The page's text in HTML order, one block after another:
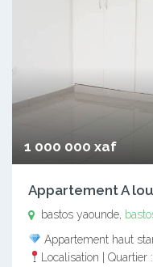
1 000 000 xaf
Appartement A
bastos yaounde,
Appartement haut
Localisation | Quartier